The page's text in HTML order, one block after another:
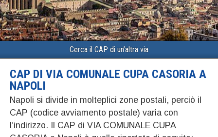
Cerca il CAP di un’altra via
CAP DI VIA COMUNALE CUPA CASORIA A
NAPOLI
Napoli si divide in molteplici zone postali, perciò il
CAP (codice avviamento postale) varia con
l’indirizzo. Il CAP di VIA COMUNALE CUPA